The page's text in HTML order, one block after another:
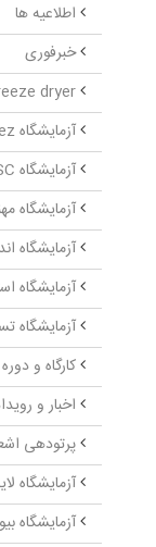
اطلاعیه ها
خبرفوری
dryer
آزمایشگاه freez
آزمایشگاه DSC
آزمایشگاه
آزمایشگاه
آزمایشگاه
آزمایشگاه
کارگاه و
اخبار و
پرتودهی
آزمایشگاه
آزمایشگاه